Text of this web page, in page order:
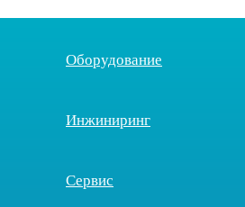
Оборудование
Инжиниринг
Сервис